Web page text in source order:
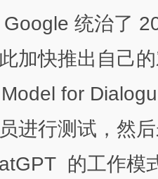
统治了
加快推出自己
for
进行测试，然
的工作模